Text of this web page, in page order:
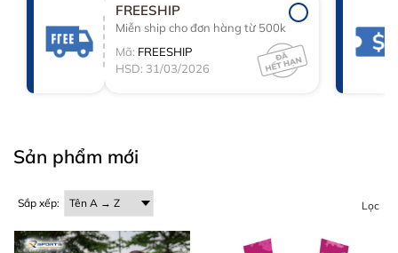
FREESHIP
Miễn ship cho đơn hàng từ 500k
Mã: FREESHIP
HSD: 31/03/2026
Sản phẩm mới
Sắp xếp: Lọc